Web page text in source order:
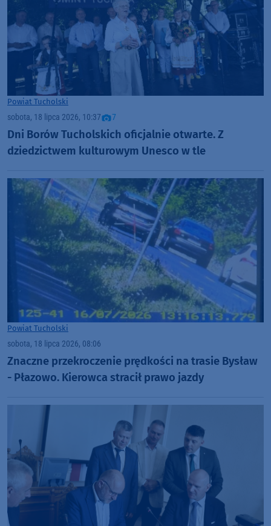
Powiat Tucholski
sobota, 18 lipca 2026, 10:37 7
Dni Borów Tucholskich oficjalnie otwarte. Z
dziedzictwem kulturowym Unesco w tle
Powiat Tucholski
sobota, 18 lipca 2026, 08:06
Znaczne przekroczenie prędkości na trasie Bysław
- Płazowo. Kierowca stracił prawo jazdy